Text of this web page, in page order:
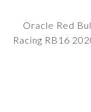
Oracle Red
Racing RB16